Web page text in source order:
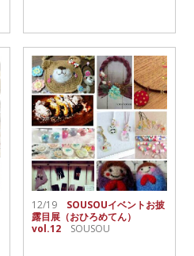
12/19 SOUSOUイベントお披
露目展（おひろめてん）
vol.12 SOUSOU